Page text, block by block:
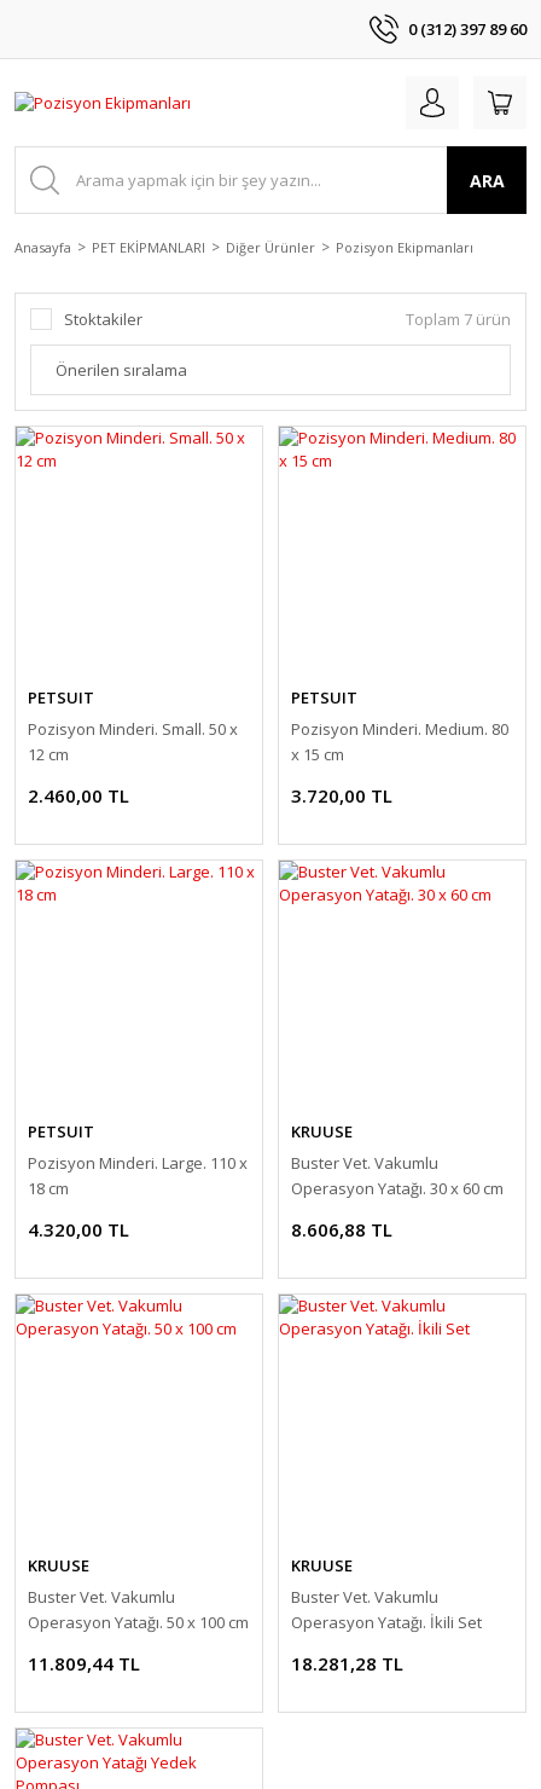
0 (312) 397 89 60
ARA
Anasayfa PET EKİPMANLARI Diğer Ürünler Pozisyon Ekipmanları
Stoktakiler Toplam 7 ürün
PETSUIT
Pozisyon Minderi. Small. 50 x
12 cm
2.460,00 TL
PETSUIT
Pozisyon Minderi. Medium. 80
x 15 cm
3.720,00 TL
PETSUIT
Pozisyon Minderi. Large. 110 x
18 cm
4.320,00 TL
KRUUSE
Buster Vet. Vakumlu
Operasyon Yatağı. 30 x 60 cm
8.606,88 TL
KRUUSE
Buster Vet. Vakumlu
Operasyon Yatağı. 50 x 100 cm
11.809,44 TL
KRUUSE
Buster Vet. Vakumlu
Operasyon Yatağı. İkili Set
18.281,28 TL